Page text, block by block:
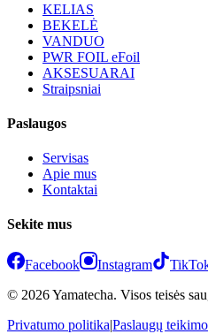
KELIAS
BEKELĖ
VANDUO
PWR FOIL eFoil
AKSESUARAI
Straipsniai
Paslaugos
Servisas
Apie mus
Kontaktai
Sekite mus
Facebook Instagram
© 2026 Yamatecha. Visos teisės
Privatumo politika|Paslaugų